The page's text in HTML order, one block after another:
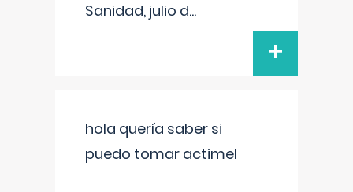
Sanidad, julio d...
+
hola quería saber si
puedo tomar actimel